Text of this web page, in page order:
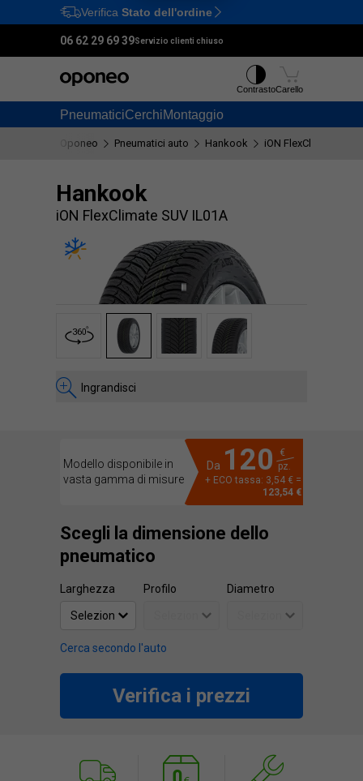
Ctrl M
Verifica Stato dell'ordine
06 62 29 69 39Servizio clienti chiuso
PneumaticiCerchiMontaggio
ContrastoCarello
Oponeo Pneumatici auto Hankook iON FlexClimate SUV
Hankook
iON FlexClimate SUV IL01A
Ingrandisci
Modello disponibile in
vasta gamma di misure
Da 120
€
pz.
+ ECO tassa: 3,54 € =
123,54 €
Scegli la dimensione dello
pneumatico
Larghezza Profilo Diametro
Cerca secondo l'auto
Verifica i prezzi